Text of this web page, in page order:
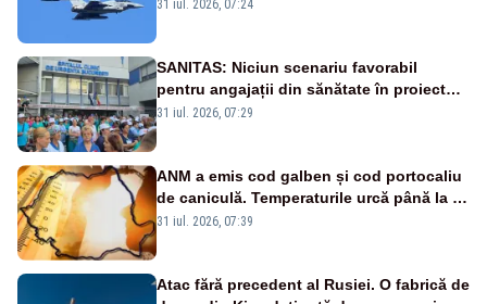
31 iul. 2026, 07:24
SANITAS: Niciun scenariu favorabil
pentru angajații din sănătate în proiectul
Legii salarizării
31 iul. 2026, 07:29
ANM a emis cod galben și cod portocaliu
de caniculă. Temperaturile urcă până la 38
de grade, iar nopțile devin tropicale
31 iul. 2026, 07:39
Atac fără precedent al Rusiei. O fabrică de